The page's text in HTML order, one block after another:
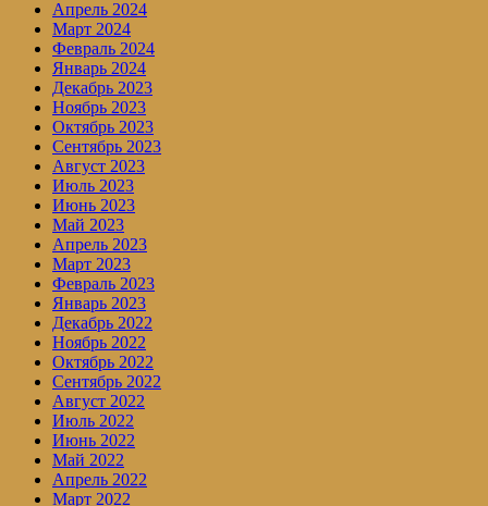
Апрель 2024
Март 2024
Февраль 2024
Январь 2024
Декабрь 2023
Ноябрь 2023
Октябрь 2023
Сентябрь 2023
Август 2023
Июль 2023
Июнь 2023
Май 2023
Апрель 2023
Март 2023
Февраль 2023
Январь 2023
Декабрь 2022
Ноябрь 2022
Октябрь 2022
Сентябрь 2022
Август 2022
Июль 2022
Июнь 2022
Май 2022
Апрель 2022
Март 2022